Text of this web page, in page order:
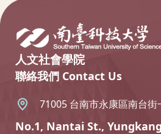
人文社會學院
聯絡我們 Contact Us
71005 台南市永康區南台街
No.1, Nantai St.,